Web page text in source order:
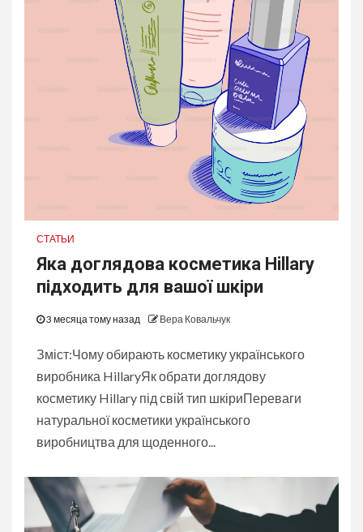
СТАТЬИ
Яка доглядова косметика Hillary
підходить для вашої шкіри
3 месяца тому назад Вера Ковальчук
Зміст:Чому обирають косметику українського
виробника HillaryЯк обрати доглядову
косметику Hillary під свій тип шкіриПереваги
натуральної косметики українського
виробництва для щоденного...